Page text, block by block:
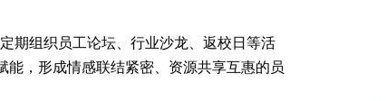
期组织员工论坛、行业沙龙、返校日等活
，形成情感联结紧密、资源共享互惠的员